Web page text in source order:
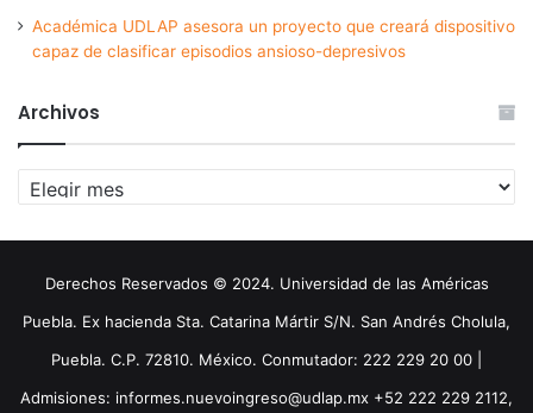
Académica UDLAP asesora un proyecto que creará dispositivo
capaz de clasificar episodios ansioso-depresivos
Archivos
Archivos
Derechos Reservados © 2024. Universidad de las Américas
Puebla. Ex hacienda Sta. Catarina Mártir S/N. San Andrés Cholula,
Puebla. C.P. 72810. México. Conmutador: 222 229 20 00 |
Admisiones: informes.nuevoingreso@udlap.mx +52 222 229 2112,